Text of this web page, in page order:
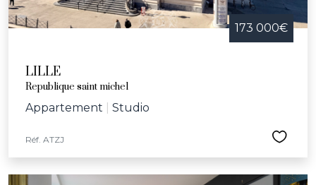
173 000€
LILLE
Republique saint michel
Appartement Studio
Réf. ATZJ